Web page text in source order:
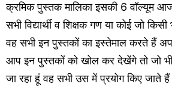
क्रमिक पुस्तक मालिका इसकी 6 वॉल्यूम
सभी विद्यार्थी व शिक्षक गण या कोई जो
वह सभी इन पुस्तकों का इस्तेमाल करते हैं
आप इन पुस्तकों को खोल कर देखेंगे तो जो
जा रहा हूं वह सभी उस में प्रयोग किए जाते